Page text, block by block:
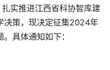
实推进江西省科协智库建
决策，现决定征集2024年
具体通知如下：